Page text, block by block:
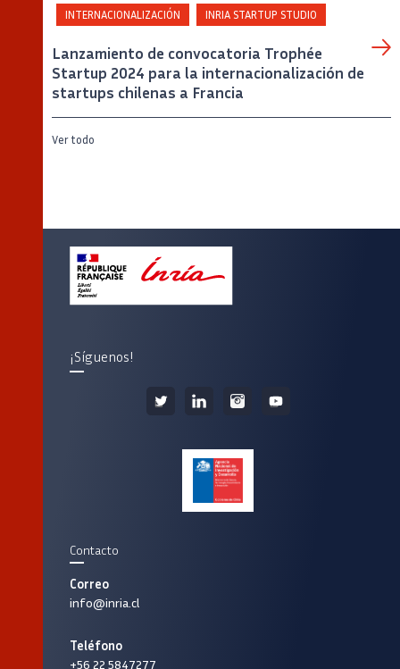
INTERNACIONALIZACIÓN
INRIA STARTUP STUDIO
Lanzamiento de convocatoria Trophée
Startup 2024 para la internacionalización de
startups chilenas a Francia
Ver todo
¡Síguenos!
Contacto
Correo
info@inria.cl
Teléfono
+56 22 5847277